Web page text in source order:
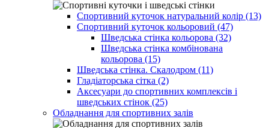
Спортивний куточок натуральний колір (13)
Спортивний куточок кольоровий (47)
Шведська стінка кольорова (32)
Шведська стінка комбінована
кольорова (15)
Шведська стінка. Скалодром (11)
Гладіаторська сітка (2)
Аксесуари до спортивних комплексів і
шведських стінок (25)
Обладнання для спортивних залів